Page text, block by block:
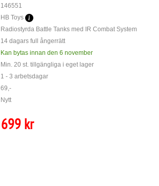
146551
HB Toys
Radiostyrda Battle Tanks med IR Combat System
14 dagars full ångerrätt
Kan bytas innan den 6 november
Min. 20 st. tillgängliga i eget lager
1 - 3 arbetsdagar
69,-
Nytt
699 kr